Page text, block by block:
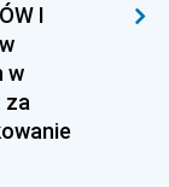
I
w
za